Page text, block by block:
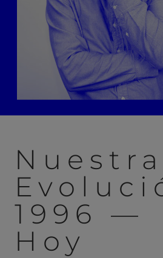
Nuestra
1996 —
Hoy